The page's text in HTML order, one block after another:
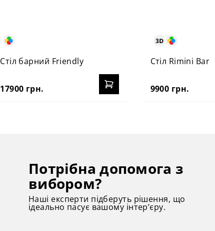
Стіл барний Friendly
17900 грн.
Стіл Rimini Bar
9900 грн.
Потрібна допомога з
вибором?
Наші експерти підберуть рішення, що
ідеально пасує вашому інтер’єру.